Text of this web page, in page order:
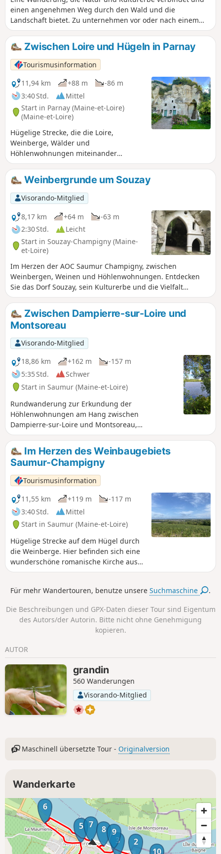
einen angenehmen Weg durch den Wald und die
Landschaft bietet. Zu unternehmen vor oder nach einem
Besuch der Abtei, die eine Hochburg der romanischen
Kunst ist.
Zwischen Loire und Hügeln in Parnay
Tourismusinformation
11,94 km
+88 m
-86 m
3:40 Std.
Mittel
Start in Parnay (Maine-et-Loire)
(Maine-et-Loire)
Hügelige Strecke, die die Loire,
Weinberge, Wälder und
Höhlenwohnungen miteinander
verbindet. Achtung! Bei Hochwasser ist
ein Abschnitt am Ufer der Loire
unpassierbar. Vorsicht während der
Jagdsaison.
Weinbergrunde um Souzay
Visorando-Mitglied
8,17 km
+64 m
-63 m
2:30 Std.
Leicht
Start in Souzay-Champigny (Maine-
et-Loire)
Im Herzen der AOC Saumur Champigny, zwischen
Weinbergen, Weinen und Höhlenwohnungen. Entdecken
Sie das Dorf Souzay, sein Kulturerbe und die Vielfalt
unserer Landschaften an der Loire.
Zwischen Dampierre-sur-Loire und
Montsoreau
Visorando-Mitglied
18,86 km
+162 m
-157 m
5:35 Std.
Schwer
Start in Saumur (Maine-et-Loire)
Rundwanderung zur Erkundung der
Höhlenwohnungen am Hang zwischen
Dampierre-sur-Loire und Montsoreau,
abwechselnd durch die Weinberge von Souzay -
Champigny mit dem ungewöhnlichen „Clos
Cristal“, der von Menschenhand und Erosion
geformten Tuffstein-Felswand, die die Loire
überragt, sowie die bemerkenswerten Dörfer mit
ihrem Kulturerbe und das linke Ufer der wilden
Loire.
Im Herzen des Weinbaugebiets
Saumur-Champigny
Tourismusinformation
11,55 km
+119 m
-117 m
3:40 Std.
Mittel
Start in Saumur (Maine-et-Loire)
Hügelige Strecke auf dem Hügel durch
die Weinberge. Hier befinden sich eine
wunderschöne romanische Kirche aus
dem 14. Jahrhundert und das
Marguerite d'Anjou gestorben sein soll.
Gemeinde der Appellation Saumur-
Champigny bekannt. Achtung: Bei
Hochwasser ist ein Abschnitt am Ufer
der Loire unpassierbar.
Für mehr Wandertouren, benutze unsereSuchmaschine .
Die Beschreibungen und GPX-Daten dieser Tour sind Eigentum
des Autors/der Autorin. Bitte nicht ohne Genehmigung
kopieren.
AUTOR
grandin
560 Wanderungen
Visorando-Mitglied
Maschinell übersetzte Tour - Originalversion
Wanderkarte
2
3
5
6
7
8 9
10